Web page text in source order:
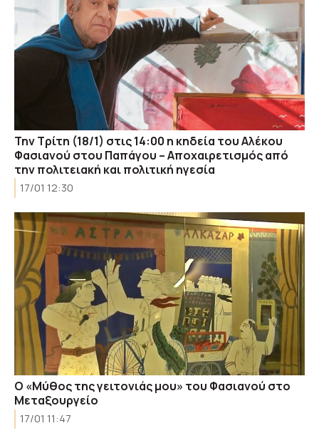
Την Τρίτη (18/1) στις 14:00 η κηδεία του Αλέκου
Φασιανού στου Παπάγου – Αποχαιρετισμός από
την πολιτειακή και πολιτική ηγεσία
17/01 12:30
Ο «Μύθος της γειτονιάς μου» του Φασιανού στο
Μεταξουργείο
17/01 11:47